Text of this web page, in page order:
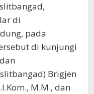
di
pada
di kunjungi
Brigjen
M.M., dan